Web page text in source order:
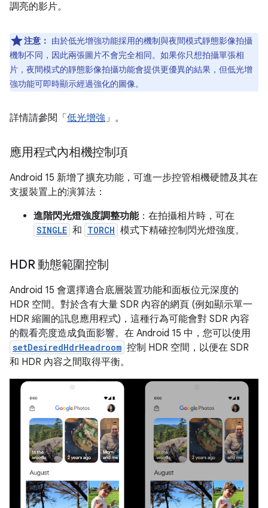
調亮的影片。
注意： 由於低光增強功能採用的機制與夜間模式靜態影像拍攝
機制不同，因此兩張圖片不會完全相同。如果你只想拍攝單張相
片，夜間模式的靜態影像拍攝功能會提供更優異的結果，但低光增
強功能可即時顯示經過強化的圖像。
詳情請參閱「 低光增強」。
應用程式內相機控制項
Android 15 新增了擴充功能，可進一步控管相機硬體及其在
支援裝置上的演算法：
進階閃光燈強度調整功能：在拍攝相片時，可在
SINGLE 和 TORCH 模式下精確控制閃光燈強度。
HDR 動態範圍控制
Android 15 會選擇適合底層裝置功能和面板位元深度的
HDR 空間。對於含有大量 SDR 內容的網頁 (例如顯示單一
HDR 縮圖的訊息應用程式)，這種行為可能會對 SDR 內容
的觀看亮度造成負面影響。在 Android 15 中，您可以使用
setDesiredHdrHeadroom 控制 HDR 空間，以便在 SDR
和 HDR 內容之間取得平衡。